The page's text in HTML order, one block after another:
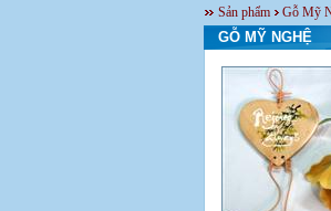
Sản phẩm Gỗ Mỹ
GỖ MỸ NGHỆ